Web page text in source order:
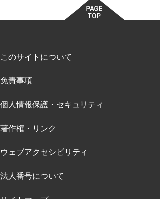
このサイトについて
免責事項
個人情報保護・セキュリティ
著作権・リンク
ウェブアクセシビリティ
法人番号について